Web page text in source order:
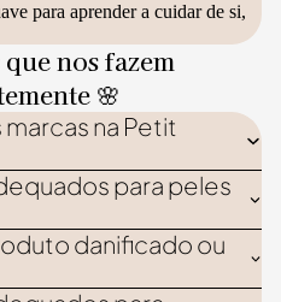
para aprender a cuidar de si,
nos fazem
🌸
na Petit
para peles
danificado ou